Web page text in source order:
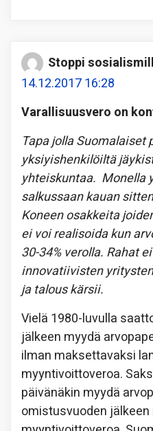
Stoppi
14.12.2017 16:28
Varallisuusvero on
Tapa jolla
yksiyishenkilöiltä
yhteiskuntaa. Monella
salkussaan kauan
Koneen osakkeita
ei voi realisoida kun
30-34% verolla. Rahat
innovatiivisten
ja talous kärsii.
Vielä 1980-luvulla
jälkeen myydä
ilman maksettavaksi
myyntivoittoveroa.
päivänäkin myydä
omistusvuoden jälkeen